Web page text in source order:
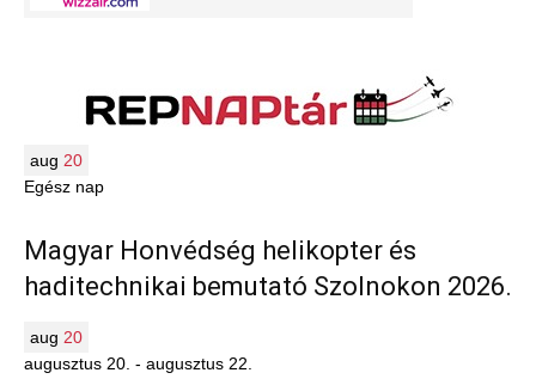
aug 20
Egész nap
Magyar Honvédség helikopter és
haditechnikai bemutató Szolnokon 2026.
aug 20
augusztus 20. - augusztus 22.